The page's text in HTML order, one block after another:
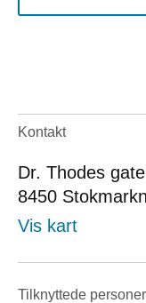
Kontakt
Dr. Thodes
8450
Vis kart
Tilknyttede personer